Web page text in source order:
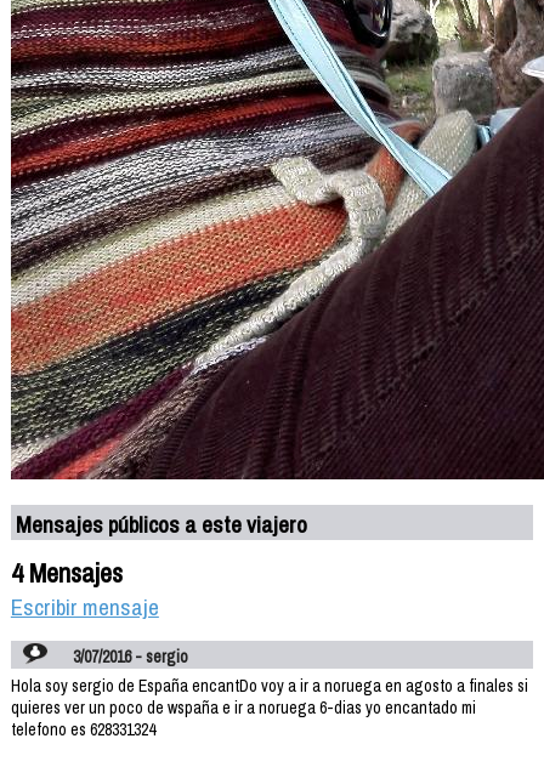
Mensajes públicos a este viajero
4 Mensajes
Escribir mensaje
3/07/2016 - sergio
Hola soy sergio de España encantDo voy a ir a noruega en agosto a finales si
quieres ver un poco de wspaña e ir a noruega 6-dias yo encantado mi
telefono es 628331324